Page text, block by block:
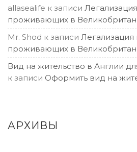
allasealife к записи
проживающих в
Mr. Shod к записи Легализация
проживающих в
Вид на жительство в Англии
к записи Оформить вид на
АРХИВЫ